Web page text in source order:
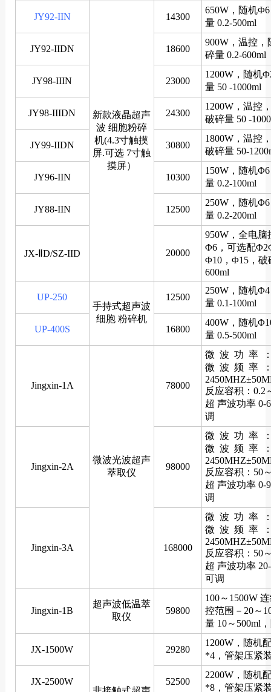
JY92-IIN
新款液晶超声
波 细胞粉碎
机(4.3寸触摸
屏.可选 7寸触
摸屏）
14300
650W，随机
量 0.2-500ml
JY92-IIDN 18600
900W，温控
碎量 0.2-600ml
JY98-IIIN 23000
1200W，随机
量 50 -1000ml
JY98-IIIDN 24300
1200W，温控
破碎量 50 -
JY99-IIDN 30800
1800W，温控
破碎量 50-
JY96-IIN 10300
150W，随机
量 0.2-100ml
JY88-IIN 12500
250W，随机
量 0.2-200ml
JX-ⅡD/SZ-IID 20000
950W，全电脑
Φ6，可选配
Φ10，Φ15，破
600ml
UP-250
手持式超声波
细胞 粉碎机
12500
250W，随机
量 0.1-100ml
UP-400S 16800
400W，随机
量 0.5-500ml
Jingxin-1A
微波光波超声
萃取仪
78000
微 波 功 率
微 波 频 率
反应容积：0.2
超 声波功率 0-
调
Jingxin-2A 98000
微 波 功 率
微 波 频 率
反应容积：50
超 声波功率 0-
调
Jingxin-3A 168000
微 波 功 率
微 波 频 率
反应容积：50
超 声波功率
可调
Jingxin-1B
超声波低温萃
取仪
59800
100～1500W
控范围－20～
量 10～500ml
JX-1500W 29280
1200W，随机
*4，管架压紧
JX-2500W 52500
2200W，随机
*8，管架压紧